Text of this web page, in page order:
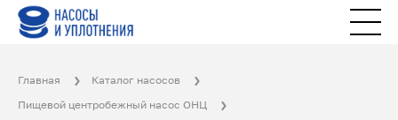
Главная
Каталог насосов
Пищевой центробежный насос ОНЦ